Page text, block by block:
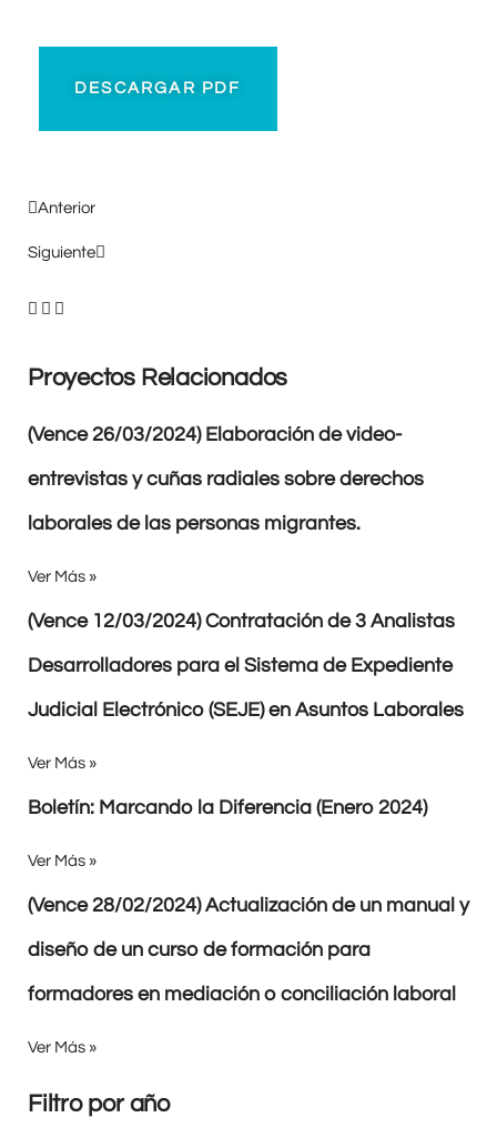
DESCARGAR PDF
Anterior
Siguiente
Proyectos Relacionados
(Vence 26/03/2024) Elaboración de video-
entrevistas y cuñas radiales sobre derechos
laborales de las personas migrantes.
Ver Más »
(Vence 12/03/2024) Contratación de 3 Analistas
Desarrolladores para el Sistema de Expediente
Judicial Electrónico (SEJE) en Asuntos Laborales
Ver Más »
Boletín: Marcando la Diferencia (Enero 2024)
Ver Más »
(Vence 28/02/2024) Actualización de un manual y
diseño de un curso de formación para
formadores en mediación o conciliación laboral
Ver Más »
Filtro por año